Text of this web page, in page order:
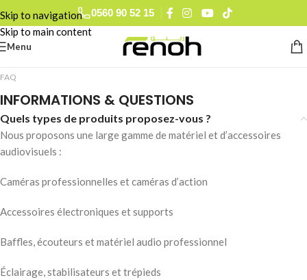
Skip to navigation
Skip to main content
0560 90 52 15
Menu
FAQ
INFORMATIONS & QUESTIONS
Quels types de produits proposez-vous ?
Nous proposons une large gamme de matériel et d’accessoires
audiovisuels :
Caméras professionnelles et caméras d’action
Accessoires électroniques et supports
Baffles, écouteurs et matériel audio professionnel
Éclairage, stabilisateurs et trépieds